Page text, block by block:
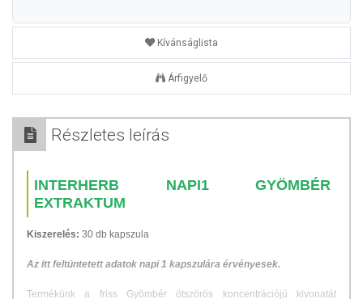
Kívánságlista
Árfigyelő
Részletes leírás
INTERHERB NAPI1 GYÖMBÉR
EXTRAKTUM
Kiszerelés: 30 db kapszula
Az itt feltüntetett adatok napi 1 kapszulára érvényesek.
Termékünk a friss Gyömbér ötszörös koncentrációjú kivonatát